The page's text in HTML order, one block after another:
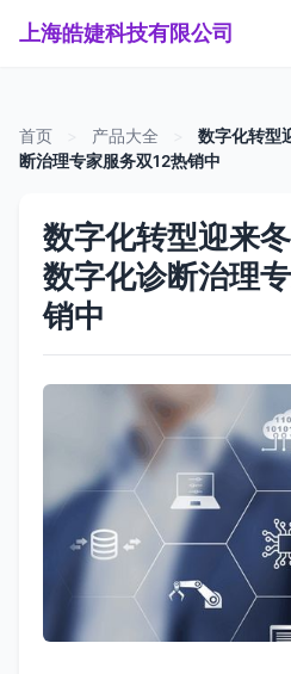
上海皓婕科技有限公司
首页 产品大全
数字化转型
断治理专家服务双12热销中
数字化转型迎来
数字化诊断治理
销中